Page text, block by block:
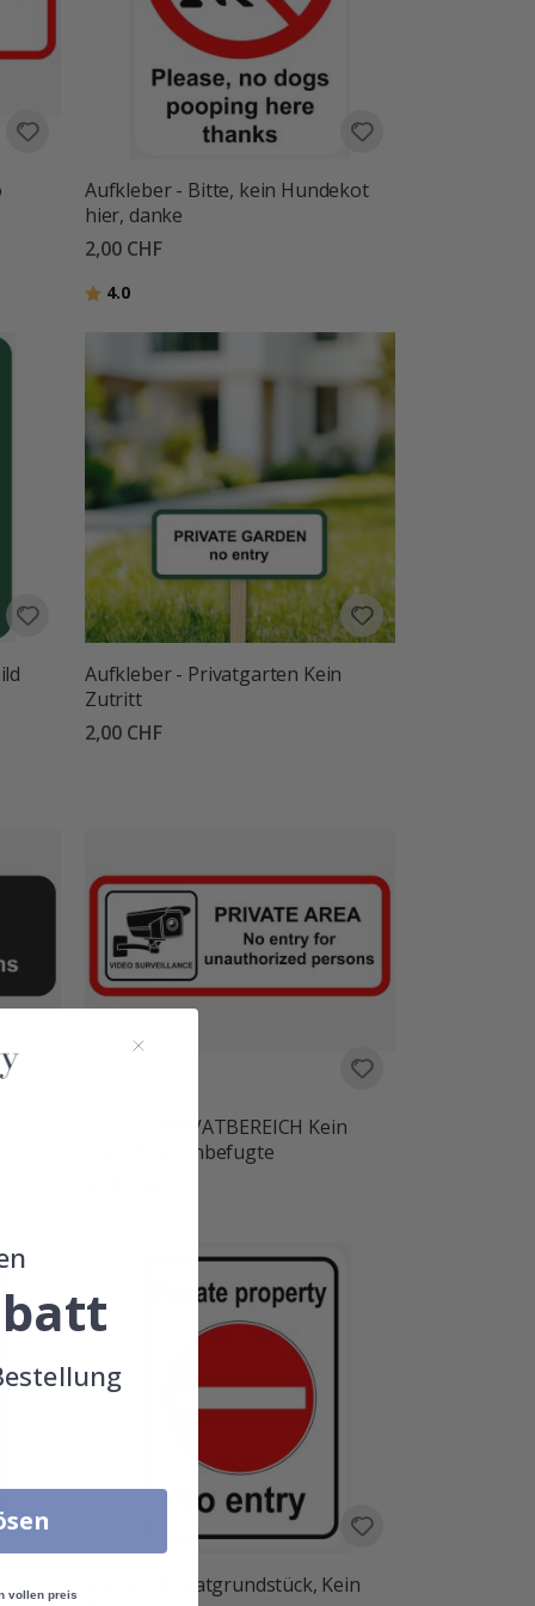
Aufkleber - Bitte, kein Hundekot
hier, danke
2,00 CHF
Bewertung:
4.0von 5 Sternen
Aufkleber - Privatgarten Kein
Zutritt
2,00 CHF
Sticker - PRIVATBEREICH Kein
Zutritt für Unbefugte
Sticker - Privatgrundstück, Kein
vollen preis